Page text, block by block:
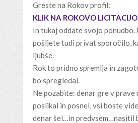
Greste na Rokov profil:
KLIK NA ROKOVO LICITACIJO
In tukaj oddate svojo ponudbo.
pošljete tudi privat sporočilo,
ljubše.
Rok to pridno spremlja in
bo spregledal.
Ne pozabite: denar gre v prave
poslikal in posnel, vsi boste
denar šel…in predvsem…nasitil